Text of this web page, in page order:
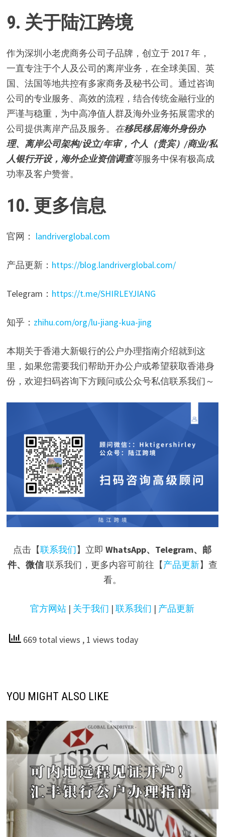
9. 关于陆江跨境
作为深圳小老虎商务公司子品牌，创立于 2017 年，
一直专注于个人及公司的离岸业务，在全球美国、英
国、法国等地共控有多家商务及秘书公司。通过咨询
公司的专业服务、高效的流程，结合传统金融行业的
严谨与稳重，为中高净值人群及海外业务拓展需求的
公司提供离岸产品及服务。 在移民移居海外身份办
理、离岸公司架构/设立/年审，个人（贵宾）/商业/私
人银行开设，海外企业资信调查等服务中保有极高成
功率及客户赞誉。
10. 更多信息
官网： landriverglobal.com
产品更新： https://blog.landriverglobal.com/
Telegram： https://t.me/SHIRLEYJIANG
知乎： zhihu.com/org/lu-jiang-kua-jing
本期关于香港大新银行的公户办理指南介绍就到这
里，如果您需要我们帮助开办公户或希望获取香港身
份，欢迎扫码咨询下方顾问或公众号私信联系我们～
点击【联系我们】立即 WhatsApp、Telegram、邮
件、微信联系我们，更多内容可前往【产品更新】查
看。
官方网站 | 关于我们 |联系我们 | 产品更新
669 total views , 1 views today
YOU MIGHT ALSO LIKE